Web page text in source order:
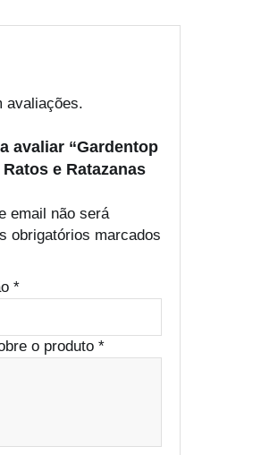
avaliações.
avaliar “Gardentop
e Ratazanas
email não será
obrigatórios marcados
*
o produto *